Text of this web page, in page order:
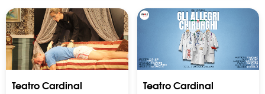
Teatro Cardinal
Teatro Cardinal